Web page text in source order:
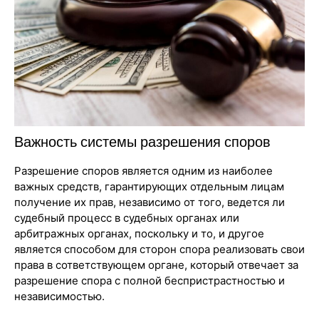
Важность системы разрешения споров
Разрешение споров является одним из наиболее
важных средств, гарантирующих отдельным лицам
получение их прав, независимо от того, ведется ли
судебный процесс в судебных органах или
арбитражных органах, поскольку и то, и другое
является способом для сторон спора реализовать свои
права в сответствующем органе, который отвечает за
разрешение спора с полной беспристрастностью и
независимостью.